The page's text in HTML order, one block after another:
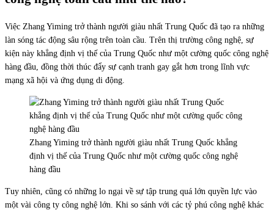
Việc Zhang Yiming trở thành người giàu nhất Trung Quốc đã tạo ra những
làn sóng tác động sâu rộng trên toàn cầu. Trên thị trường công nghệ, sự
kiện này khẳng định vị thế của Trung Quốc như một cường quốc công nghệ
hàng đầu, đồng thời thúc đẩy sự cạnh tranh gay gắt hơn trong lĩnh vực
mạng xã hội và ứng dụng di động.
Zhang Yiming trở thành người giàu nhất Trung Quốc khẳng
định vị thế của Trung Quốc như một cường quốc công nghệ
hàng đầu
Tuy nhiên, cũng có những lo ngại về sự tập trung quá lớn quyền lực vào
một vài công ty công nghệ lớn. Khi so sánh với các tỷ phú công nghệ khác